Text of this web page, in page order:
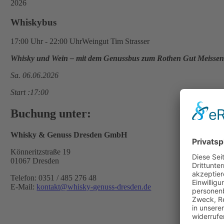
2026
Whiskybus
17:00 Uhr - 22:00 UhrWeingut Tim Strasser
Whisky und Wein – mit dem Genussbus zum Rothen Gut Meissen
Sa. 06.06.2026
Start :17:00
Buchung unter:
Whisky & Genuss Dresden GmbH
Könneritzstraße 19
01067 Dresden
Telefon: 0351 / 485 276 48
E-Mail: kontakt@whisky-genuss-dresden.de